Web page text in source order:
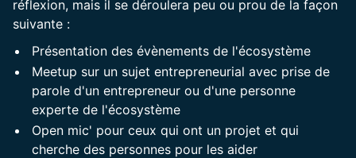
réflexion, mais il se déroulera peu ou prou de la façon
suivante :
Présentation des évènements de l'écosystème
Meetup sur un sujet entrepreneurial avec prise de
parole d'un entrepreneur ou d'une personne
experte de l'écosystème
Open mic' pour ceux qui ont un projet et qui
cherche des personnes pour les aider